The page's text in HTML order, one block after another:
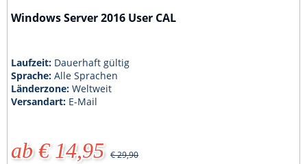
Windows Server 2016 User CAL
Laufzeit: Dauerhaft gültig
Sprache:Alle Sprachen
Länderzone:Weltweit
Versandart: E-Mail
ab € 14,95 € 29,90